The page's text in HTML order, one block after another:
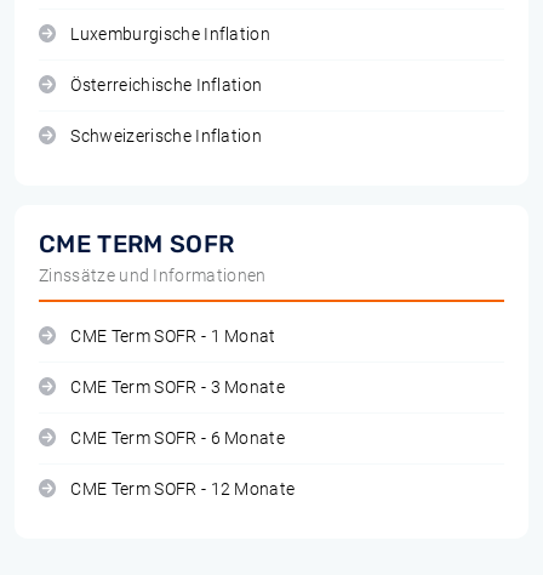
Luxemburgische Inflation
Österreichische Inflation
Schweizerische Inflation
CME TERM SOFR
Zinssätze und Informationen
CME Term SOFR - 1 Monat
CME Term SOFR - 3 Monate
CME Term SOFR - 6 Monate
CME Term SOFR - 12 Monate